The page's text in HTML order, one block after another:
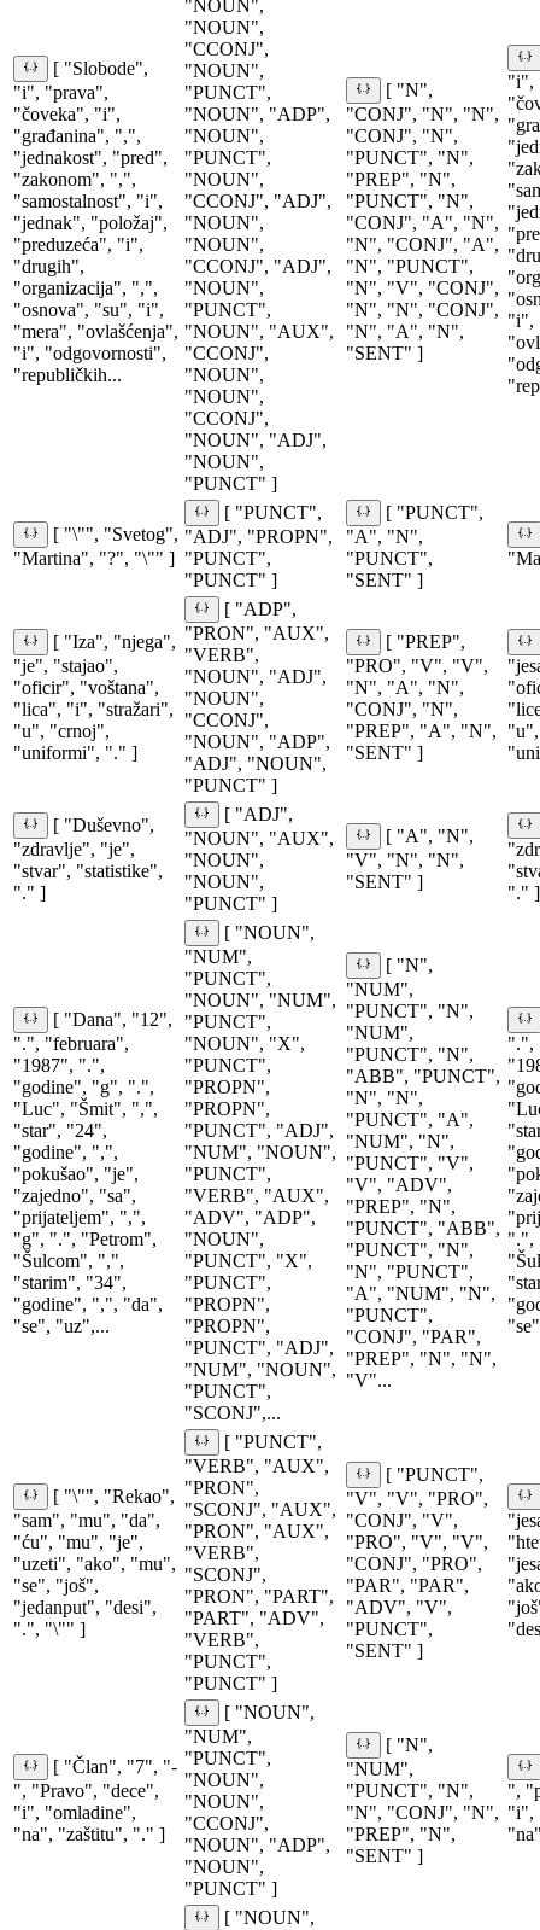
[ "Slobode",
"i", "prava",
"čoveka", "i",
"građanina", ",",
"jednakost", "pred",
"zakonom", ",",
"samostalnost", "i",
"jednak", "položaj",
"preduzeća", "i",
"drugih",
"organizacija", ",",
"osnova", "su", "i",
"mera", "ovlašćenja",
"i", "odgovornosti",
"republičkih...
"NOUN",
"NOUN",
"CCONJ",
"NOUN",
"PUNCT",
"NOUN", "ADP",
"NOUN",
"PUNCT",
"NOUN",
"CCONJ", "ADJ",
"NOUN",
"NOUN",
"CCONJ", "ADJ",
"NOUN",
"PUNCT",
"NOUN", "AUX",
"CCONJ",
"NOUN",
"NOUN",
"CCONJ",
"NOUN", "ADJ",
"NOUN",
"PUNCT" ]
[ "N",
"CONJ", "N", "N",
"CONJ", "N",
"PUNCT", "N",
"PREP", "N",
"PUNCT", "N",
"CONJ", "A", "N",
"N", "CONJ", "A",
"N", "PUNCT",
"N", "V", "CONJ",
"N", "N", "CONJ",
"N", "A", "N",
"SENT" ]
"i",
"i",
[ "\"", "Svetog",
"Martina", "?", "\"" ]
[ "PUNCT",
"ADJ", "PROPN",
"PUNCT",
"PUNCT" ]
[ "PUNCT",
"A", "N",
"PUNCT",
"SENT" ]
[ "Iza", "njega",
"je", "stajao",
"oficir", "voštana",
"lica", "i", "stražari",
"u", "crnoj",
"uniformi", "." ]
[ "ADP",
"PRON", "AUX",
"VERB",
"NOUN", "ADJ",
"NOUN",
"CCONJ",
"NOUN", "ADP",
"ADJ", "NOUN",
"PUNCT" ]
[ "PREP",
"PRO", "V", "V",
"N", "A", "N",
"CONJ", "N",
"PREP", "A", "N",
"SENT" ]
[ "Duševno",
"zdravlje", "je",
"stvar", "statistike",
"." ]
[ "ADJ",
"NOUN", "AUX",
"NOUN",
"NOUN",
"PUNCT" ]
[ "A", "N",
"V", "N", "N",
"SENT" ]
"." ]
[ "Dana", "12",
".", "februara",
"1987", ".",
"godine", "g", ".",
"Luc", "Šmit", ",",
"star", "24",
"godine", ",",
"pokušao", "je",
"zajedno", "sa",
"prijateljem", ",",
"g", ".", "Petrom",
"Šulcom", ",",
"starim", "34",
"godine", ",", "da",
"se", "uz",...
[ "NOUN",
"NUM",
"PUNCT",
"NOUN", "NUM",
"PUNCT",
"NOUN", "X",
"PUNCT",
"PROPN",
"PROPN",
"PUNCT", "ADJ",
"NUM", "NOUN",
"PUNCT",
"VERB", "AUX",
"ADV", "ADP",
"NOUN",
"PUNCT", "X",
"PUNCT",
"PROPN",
"PROPN",
"PUNCT", "ADJ",
"NUM", "NOUN",
"PUNCT",
"SCONJ",...
[ "N",
"NUM",
"PUNCT", "N",
"NUM",
"PUNCT", "N",
"ABB", "PUNCT",
"N", "N",
"PUNCT", "A",
"NUM", "N",
"PUNCT", "V",
"V", "ADV",
"PREP", "N",
"PUNCT", "ABB",
"PUNCT", "N",
"N", "PUNCT",
"A", "NUM", "N",
"PUNCT",
"CONJ", "PAR",
"PREP", "N", "N",
"V"...
".",
".",
[ "\"", "Rekao",
"sam", "mu", "da",
"ću", "mu", "je",
"uzeti", "ako", "mu",
"se", "još",
"jedanput", "desi",
".", "\"" ]
[ "PUNCT",
"VERB", "AUX",
"PRON",
"SCONJ", "AUX",
"PRON", "AUX",
"VERB",
"SCONJ",
"PRON", "PART",
"PART", "ADV",
"VERB",
"PUNCT",
"PUNCT" ]
[ "PUNCT",
"V", "V", "PRO",
"CONJ", "V",
"PRO", "V", "V",
"CONJ", "PRO",
"PAR", "PAR",
"ADV", "V",
"PUNCT",
"SENT" ]
[ "Član", "7", "-
", "Pravo", "dece",
"i", "omladine",
"na", "zaštitu", "." ]
[ "NOUN",
"NUM",
"PUNCT",
"NOUN",
"NOUN",
"CCONJ",
"NOUN", "ADP",
"NOUN",
"PUNCT" ]
[ "N",
"NUM",
"PUNCT", "N",
"N", "CONJ", "N",
"PREP", "N",
"SENT" ]
",
"i",
[ "NOUN",